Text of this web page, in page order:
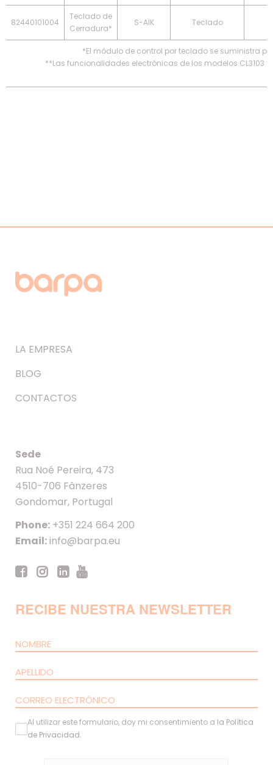
82440101004
Teclado de
Cerradura*
S-AIK Teclado
*El módulo de control por teclado se suministra
**Las funcionalidades electrónicas de los modelos CL3103
LA EMPRESA
BLOG
CONTACTOS
Sede
Rua Noé Pereira, 473
4510-706 Fânzeres
Gondomar, Portugal
Phone: +351 224 664 200
Email:info@barpa.eu
RECIBE NUESTRA NEWSLETTER
Al utilizar este formulario, doy mi consentimiento a la Política
de Privacidad.